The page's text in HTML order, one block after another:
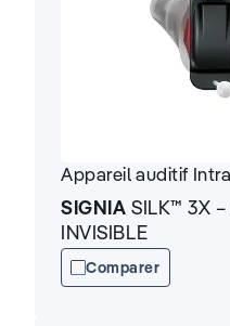
Appareil auditif
SIGNIA SILK™ 3X –
INVISIBLE
Comparer